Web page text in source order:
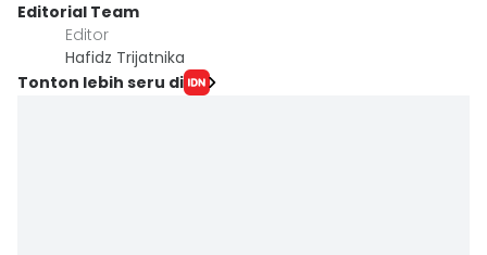
Editorial Team
Editor
Hafidz Trijatnika
Tonton lebih seru di